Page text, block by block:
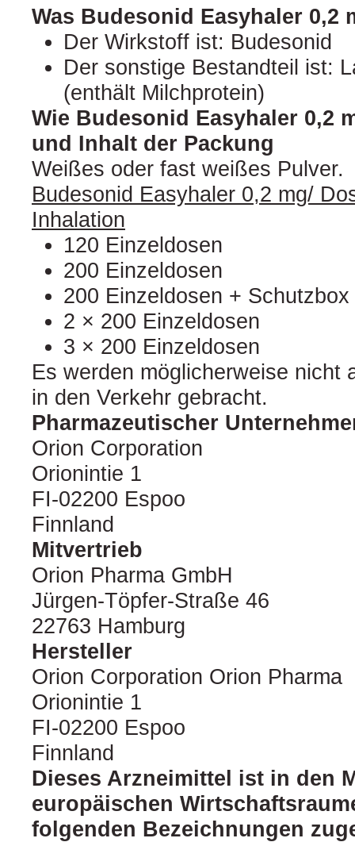
Was Budesonid Easyhaler 0,2
Der Wirkstoff ist: Budesonid
Der sonstige Bestandteil ist:
(enthält Milchprotein)
Wie Budesonid Easyhaler 0,2
und Inhalt der Packung
Weißes oder fast weißes Pulver.
Budesonid Easyhaler 0,2 mg/
Inhalation
120 Einzeldosen
200 Einzeldosen
200 Einzeldosen +
2 × 200 Einzeldosen
3 × 200 Einzeldosen
Es werden möglicherweise nicht
in den Verkehr gebracht.
Pharmazeutischer
Orion Corporation
Orionintie 1
FI-02200 Espoo
Finnland
Mitvertrieb
Orion Pharma GmbH
Jürgen-Töpfer-Straße 46
22763 Hamburg
Hersteller
Orion Corporation Orion Pharma
Orionintie 1
FI-02200 Espoo
Finnland
Dieses Arzneimittel ist in den
europäischen
folgenden Bezeichnungen